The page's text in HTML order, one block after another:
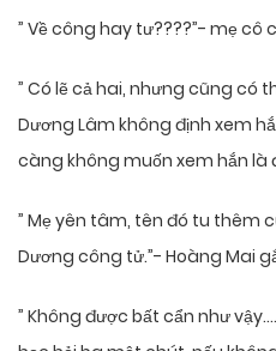
” Về công hay tư????”- mẹ cô
” Có lẽ cả hai, nhưng cũng có
Dương Lâm không định xem
càng không muốn xem hắn là
” Mẹ yên tâm, tên đó tu thêm
Dương công tử.”- Hoàng Mai
” Không được bất cẩn như